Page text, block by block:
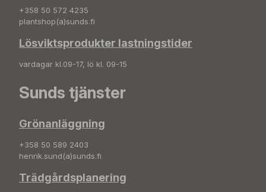
+358 50 572 4235
plantshop(a)sunds.fi
Lösviktsprodukter lastningstider
vardagar kl.09-17, lö kl. 09-15
Sunds tjänster
Grönanläggning
+358 50 589 2403
henrik.sund(a)sunds.fi
Trädgårdsplanering